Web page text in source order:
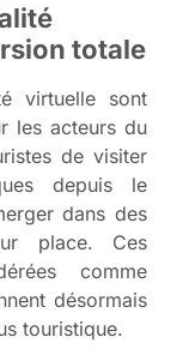
totale
virtuelle sont
les acteurs du
de visiter
depuis le
dans des
place. Ces
comme
désormais
touristique.